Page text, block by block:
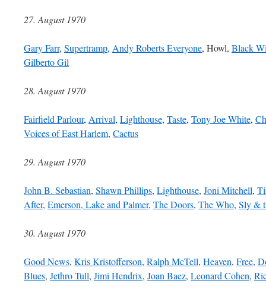
27. August 1970
Gary Farr, Supertramp, Andy Roberts Everyone, Howl, Black
Gilberto Gil
28. August 1970
Fairfield Parlour, Arrival, Lighthouse, Taste, Tony Joe White,
Voices of East Harlem, Cactus
29. August 1970
John B. Sebastian, Shawn Phillips, Lighthouse, Joni Mitchell,
After, Emerson, Lake and Palmer, The Doors, The Who, Sly &
30. August 1970
Good News, Kris Kristofferson, Ralph McTell, Heaven, Free,
Blues, Jethro Tull, Jimi Hendrix, Joan Baez, Leonard Cohen,